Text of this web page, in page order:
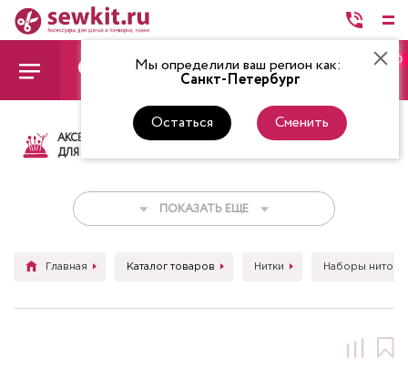
Мы определили ваш регион как:
Санкт-Петербург
Остаться Сменить
0
АКСЕССУАРЫ
ДЛЯ ШИТЬЯ
ТКАНИ НИТКИ
ПОКАЗАТЬ ЕЩЕ
Главная Каталог товаров Нитки Наборы ниток